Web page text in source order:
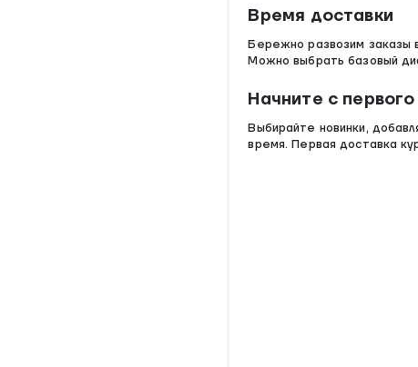
Время доставки
Бережно развозим заказы
Можно выбрать базовый
Начните с
Выбирайте новинки,
время. Первая доставка